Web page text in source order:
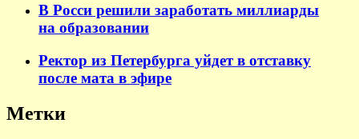
В Росси решили заработать миллиарды
на образовании
Ректор из Петербурга уйдет в отставку
после мата в эфире
Метки